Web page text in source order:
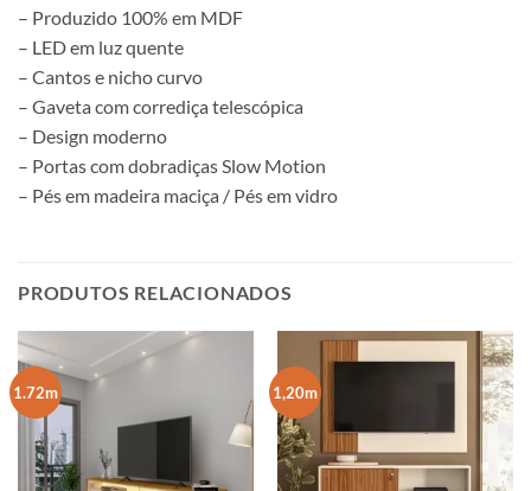
– Produzido 100% em MDF
– LED em luz quente
– Cantos e nicho curvo
– Gaveta com corrediça telescópica
– Design moderno
– Portas com dobradiças Slow Motion
– Pés em madeira maciça / Pés em vidro
PRODUTOS RELACIONADOS
1.72m 1,20m